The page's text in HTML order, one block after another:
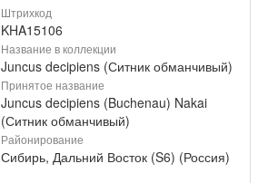
Штрихкод
KHA15106
Название в коллекции
Juncus decipiens (Ситник обманчивый)
Принятое название
Juncus decipiens (Buchenau) Nakai
(Ситник обманчивый)
Районирование
Сибирь, Дальний Восток (S6) (Россия)